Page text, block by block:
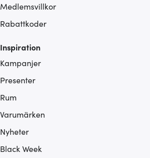
Medlemsvillkor
Rabattkoder
Inspiration
Kampanjer
Presenter
Rum
Varumärken
Nyheter
Black Week